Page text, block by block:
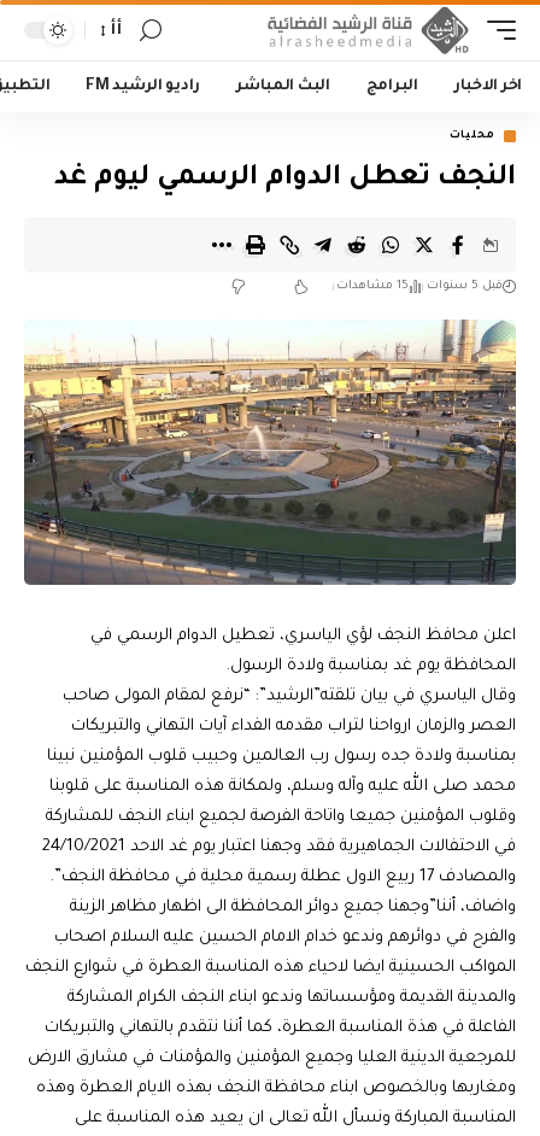
أأ
اخر الاخبار البرامج البث المباشر راديو الرشيد FM
محليات
النجف تعطل الدوام الرسمي ليوم غد
قبل 5 سنوات 15 مشاهدات
اعلن محافظ النجف لؤي الياسري، تعطيل الدوام الرسمي في
المحافظة يوم غد بمناسبة ولادة الرسول.
وقال الياسري في بيان تلقته”الرشيد”: “نرفع لمقام المولى صاحب
العصر والزمان ارواحنا لتراب مقدمه الفداء آيات التهاني والتبريكات
بمناسبة ولادة جده رسول رب العالمين وحبيب قلوب المؤمنين نبينا
محمد صلى الله عليه وآله وسلم، ولمكانة هذه المناسبة على قلوبنا
وقلوب المؤمنين جميعا واتاحة الفرصة لجميع ابناء النجف للمشاركة
في الاحتفالات الجماهيرية فقد وجهنا اعتبار يوم غد الاحد 24/10/2021
والمصادف 17 ربيع الاول عطلة رسمية محلية في محافظة النجف”.
واضاف، أننا”وجهنا جميع دوائر المحافظة الى اظهار مظاهر الزينة
والفرح في دوائرهم وندعو خدام الامام الحسين عليه السلام اصحاب
المواكب الحسينية ايضا لاحياء هذه المناسبة العطرة في شوارع النجف
والمدينة القديمة ومؤسساتها وندعو ابناء النجف الكرام المشاركة
الفاعلة في هذة المناسبة العطرة، كما أننا نتقدم بالتهاني والتبريكات
للمرجعية الدينية العليا وجميع المؤمنين والمؤمنات في مشارق الارض
ومغاربها وبالخصوص ابناء محافظة النجف بهذه الايام العطرة وهذه
المناسبة المباركة ونسأل الله تعالى ان يعيد هذه المناسبة على